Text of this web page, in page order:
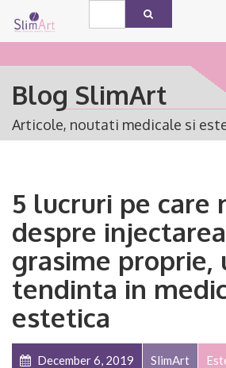
Blog SlimArt
Articole, noutati medicale si
5 lucruri pe care
despre
grasime proprie,
tendinta in
estetica
December 6, 2019 SlimArt